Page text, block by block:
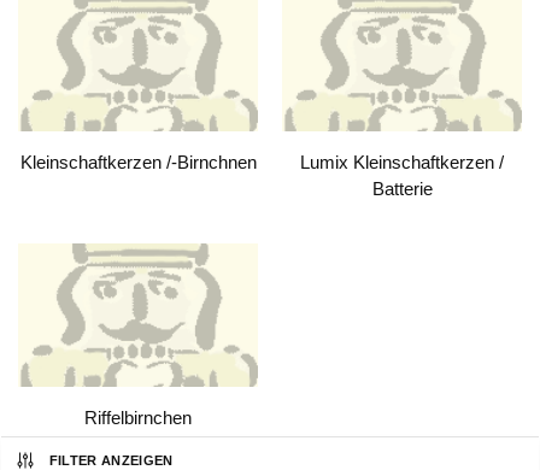
Kleinschaftkerzen /-Birnchnen
Lumix Kleinschaftkerzen /
Batterie
Riffelbirnchen
FILTER ANZEIGEN